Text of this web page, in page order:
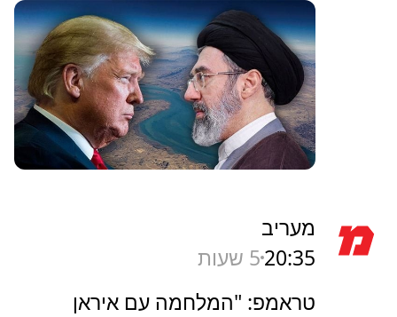
מעריב
20:355 שעות
טראמפ: "המלחמה עם איראן